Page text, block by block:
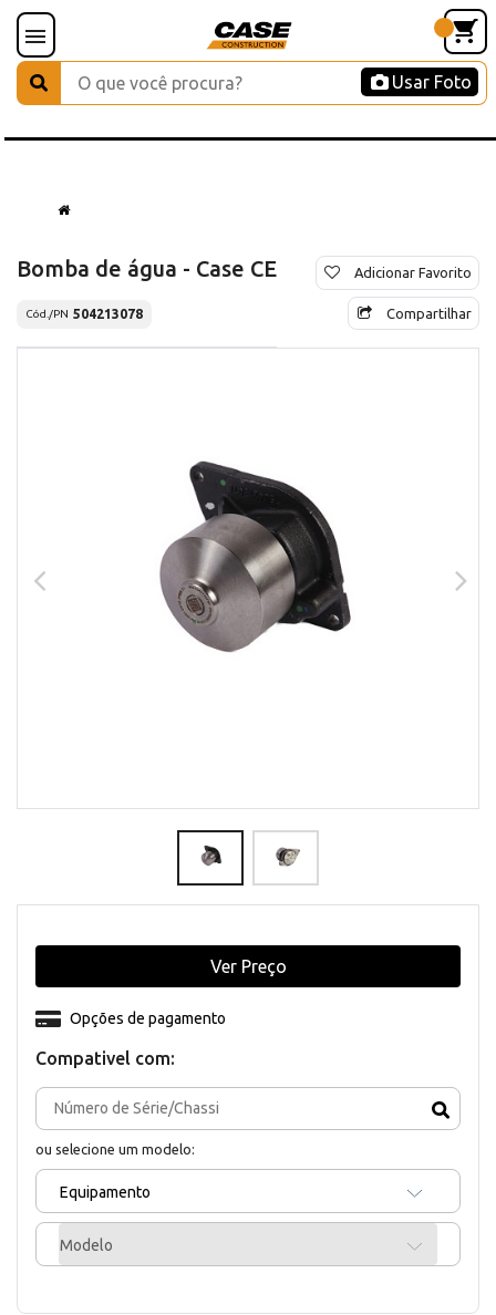
Usar Foto
Bomba de água - Case CE
Cód./PN 504213078
Adicionar Favorito
Compartilhar
Compativel com:
ou selecione um modelo:
Equipamento
Modelo
Opções de pagamento
Ver Preço